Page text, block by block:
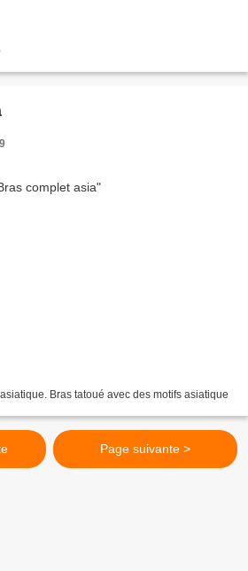
Bras tatoué avec des motifs asiatique
Page suivante >